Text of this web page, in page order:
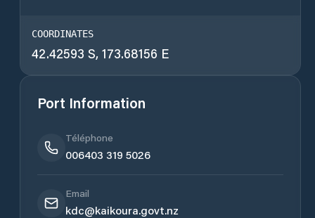
COORDINATES
42.42593 S, 173.68156 E
Port Information
Téléphone
006403 319 5026
Email
kdc@kaikoura.govt.nz